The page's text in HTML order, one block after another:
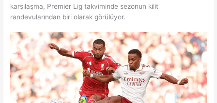
karşılaşma, Premier Lig takviminde sezonun kilit
randevularından biri olarak görülüyor.